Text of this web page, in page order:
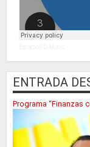
ENTRADA
Programa “Finanzas